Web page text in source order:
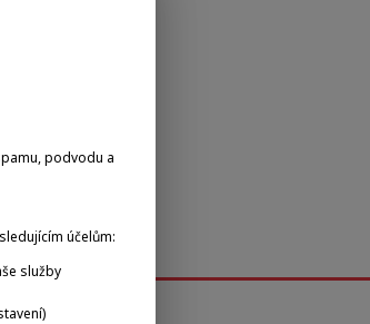
podvodu a
účelům:
služby